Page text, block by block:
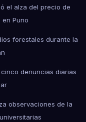
el alza del precio de
Puno
forestales durante la
denuncias diarias
observaciones de la